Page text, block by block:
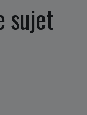
sujet